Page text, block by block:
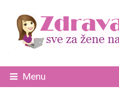
Menu